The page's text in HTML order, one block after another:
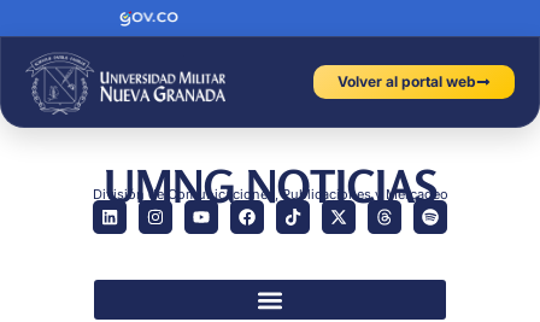
Volver al portal web
UMNG NOTICIAS
División de Comunicaciones, Publicaciones y Mercadeo